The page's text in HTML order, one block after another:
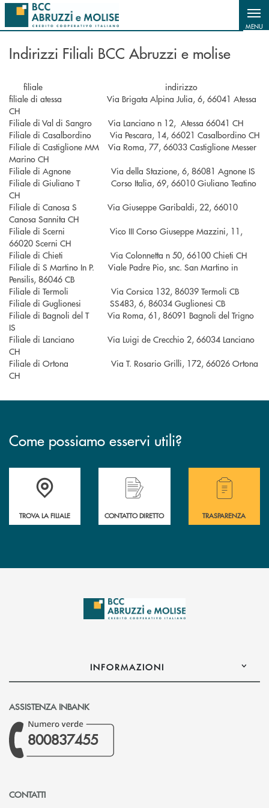
Salta al contenuto principale
MENU
Indirizzi Filiali BCC Abruzzi e molise
filiale indirizzo
filiale di atessa Via Brigata Alpina Julia, 6, 66041 Atessa
CH
Filiale di Val di Sangro Via Lanciano n 12, Atessa 66041 CH
Filiale di Casalbordino Via Pescara, 14, 66021 Casalbordino CH
Filiale di Castiglione MM Via Roma, 77, 66033 Castiglione Messer
Marino CH
Filiale di Agnone Via della Stazione, 6, 86081 Agnone IS
Filiale di Giuliano T Corso Italia, 69, 66010 Giuliano Teatino
CH
Filiale di Canosa S Via Giuseppe Garibaldi, 22, 66010
Canosa Sannita CH
Filiale di Scerni Vico III Corso Giuseppe Mazzini, 11,
66020 Scerni CH
Filiale di Chieti Via Colonnetta n 50, 66100 Chieti CH
Filiale di S Martino In P. Viale Padre Pio, snc. San Martino in
Pensilis, 86046 CB
Filiale di Termoli Via Corsica 132, 86039 Termoli CB
Filiale di Guglionesi SS483, 6, 86034 Guglionesi CB
Filiale di Bagnoli del T Via Roma, 61, 86091 Bagnoli del Trigno
IS
Filiale di Lanciano Via Luigi de Crecchio 2, 66034 Lanciano
CH
Filiale di Ortona Via T. Rosario Grilli, 172, 66026 Ortona
CH
Come possiamo esservi utili?
Accedi all' elenco completo delle filiali .
TROVA LA FILIALE CONTATTO DIRETTO
Hai bisogno di
TRASPARENZA
INFORMAZIONI
ASSISTENZA INBANK
800837455
CONTATTI